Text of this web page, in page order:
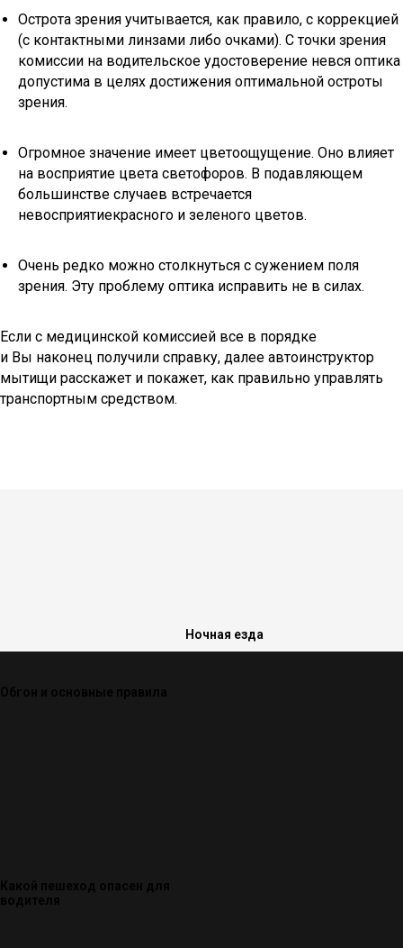
Острота зрения учитывается, как правило, с коррекцией
(с контактными линзами либо очками). С точки зрения
комиссии на водительское удостоверение невся оптика
допустима в целях достижения оптимальной остроты
зрения.
Огромное значение имеет цветоощущение. Оно влияет
на восприятие цвета светофоров. В подавляющем
большинстве случаев встречается
невосприятиекрасного и зеленого цветов.
Очень редко можно столкнуться с сужением поля
зрения. Эту проблему оптика исправить не в силах.
Если с медицинской комиссией все в порядке
и Вы наконец получили справку, далее автоинструктор
мытищи расскажет и покажет, как правильно управлять
транспортным средством.
Ночная езда